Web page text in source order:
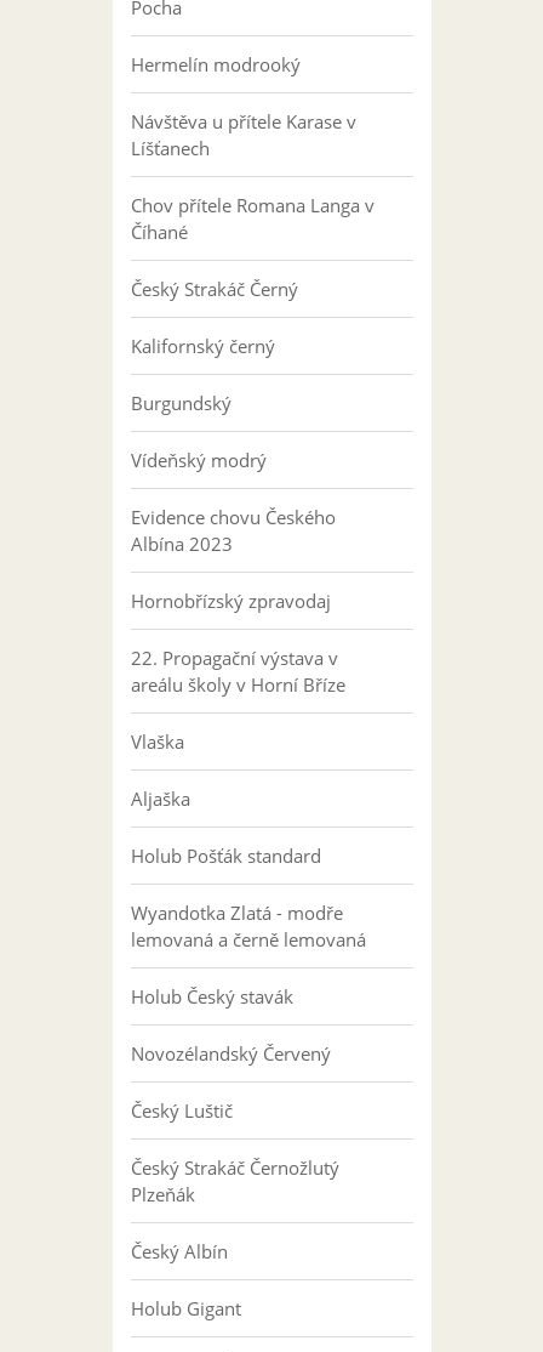
Pocha
Hermelín modrooký
Návštěva u přítele Karase v
Líšťanech
Chov přítele Romana Langa v
Číhané
Český Strakáč Černý
Kalifornský černý
Burgundský
Vídeňský modrý
Evidence chovu Českého
Albína 2023
Hornobřízský zpravodaj
22. Propagační výstava v
areálu školy v Horní Bříze
Vlaška
Aljaška
Holub Pošťák standard
Wyandotka Zlatá - modře
lemovaná a černě lemovaná
Holub Český stavák
Novozélandský Červený
Český Luštič
Český Strakáč Černožlutý
Plzeňák
Český Albín
Holub Gigant